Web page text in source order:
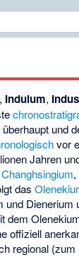
, Induium,
überhaupt und
vor
Jahren
Changhsingium
das
Dienerium
dem
offiziell
regional (zum